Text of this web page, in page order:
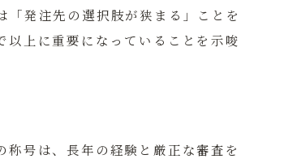
発注先の選択肢が狭まる」ことを
上に重要になっていることを示唆
号は、長年の経験と厳正な審査を